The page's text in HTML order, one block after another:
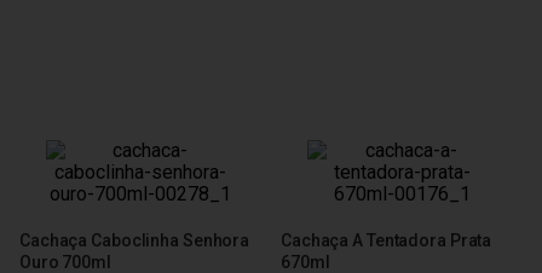
Cachaça Caboclinha Senhora
Ouro 700ml
Cachaça A Tentadora Prata
670ml